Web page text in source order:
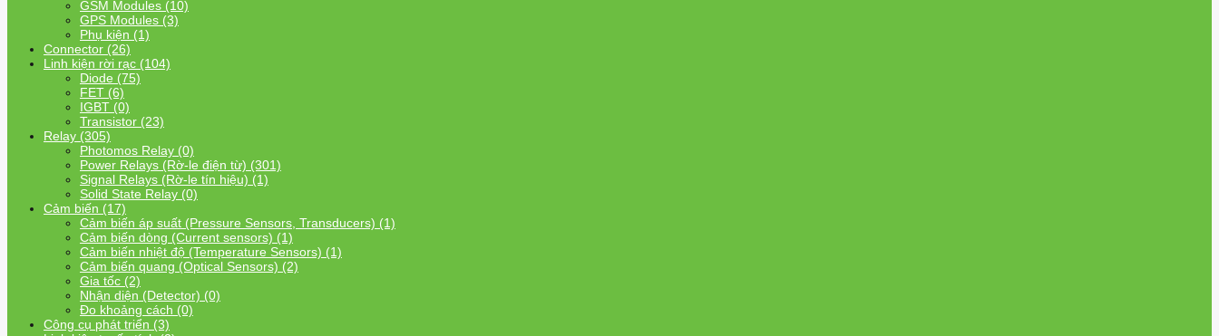
GSM Modules (10)
GPS Modules (3)
Phụ kiện (1)
Connector (26)
Linh kiện rời rạc (104)
Diode (75)
FET (6)
IGBT (0)
Transistor (23)
Relay (305)
Photomos Relay (0)
Power Relays (Rờ-le điện từ) (301)
Signal Relays (Rờ-le tín hiệu) (1)
Solid State Relay (0)
Cảm biến (17)
Cảm biến áp suất (Pressure Sensors, Transducers) (1)
Cảm biến dòng (Current sensors) (1)
Cảm biến nhiệt độ (Temperature Sensors) (1)
Cảm biến quang (Optical Sensors) (2)
Gia tốc (2)
Nhận diện (Detector) (0)
Đo khoảng cách (0)
Công cụ phát triển (3)